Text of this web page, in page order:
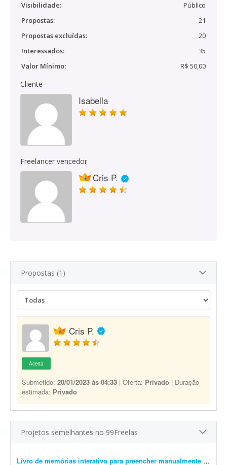
Visibilidade:
Público
Propostas:
21
Propostas excluídas:
20
Interessados:
35
Valor Mínimo:
R$ 50,00
Cliente
Isabella
Freelancer vencedor
Cris P.
Propostas (1)
Cris P.
Aceita
Submetido: 20/01/2023 às 04:33 | Oferta: Privado | Duração
estimada: Privado
Projetos semelhantes no 99Freelas
Livro de memórias interativo para preencher manualmente